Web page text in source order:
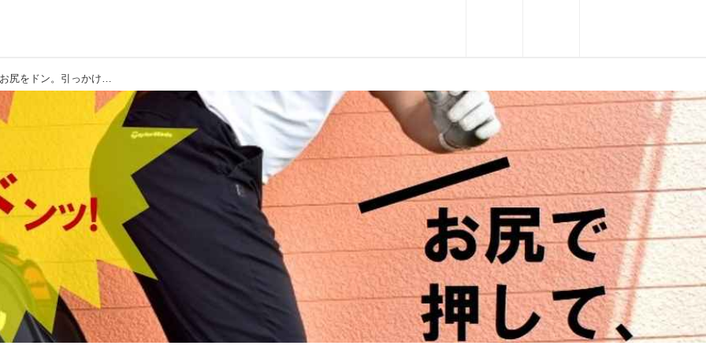
【スライス解決】プッシュスライスはお尻をドン。引っかけスライスはステップ打ち。「この練習で直ります」by目崎秀憲プロ（後編）